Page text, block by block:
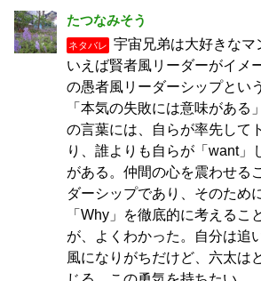
たつなみそう
ネタバレ
宇宙兄弟は大好きなマ
いえば賢者風リーダーがイメ
の愚者風リーダーシップとい
「本気の失敗には意味がある
の言葉には、自らが率先して
り、誰よりも自らが「want」
がある。仲間の心を震わせる
ダーシップであり、そのため
「Why」を徹底的に考えるこ
が、よくわかった。自分は追
風になりがちだけど、六太は